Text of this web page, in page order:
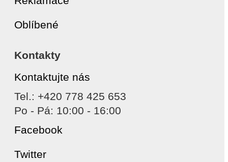
Oblíbené
Kontakty
Kontaktujte nás
Tel.: +420 778 425 653
Po - Pá: 10:00 - 16:00
Facebook
Twitter